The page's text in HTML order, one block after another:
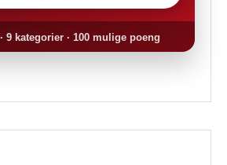
9 kategorier · 100 mulige poeng